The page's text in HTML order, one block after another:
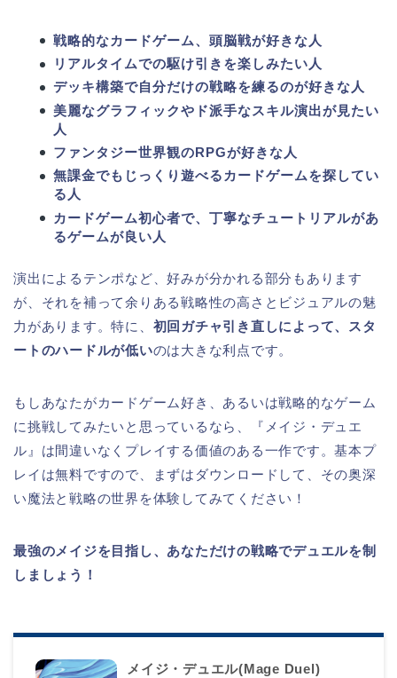
戦略的なカードゲーム、頭脳戦が好きな人
リアルタイムでの駆け引きを楽しみたい人
デッキ構築で自分だけの戦略を練るのが好きな人
美麗なグラフィックやド派手なスキル演出が見たい
人
ファンタジー世界観のRPGが好きな人
無課金でもじっくり遊べるカードゲームを探してい
る人
カードゲーム初心者で、丁寧なチュートリアルがあ
るゲームが良い人
演出によるテンポなど、好みが分かれる部分もあります
が、それを補って余りある戦略性の高さとビジュアルの魅
力があります。特に、 初回ガチャ引き直しによって、スタ
ートのハードルが低いのは大きな利点です。
もしあなたがカードゲーム好き、あるいは戦略的なゲーム
に挑戦してみたいと思っているなら、『メイジ・デュエ
ル』は間違いなくプレイする価値のある一作です。基本プ
レイは無料ですので、まずはダウンロードして、その奥深
い魔法と戦略の世界を体験してみてください！
最強のメイジを目指し、あなただけの戦略でデュエルを制
しましょう！
メイジ・デュエル(Mage Duel)